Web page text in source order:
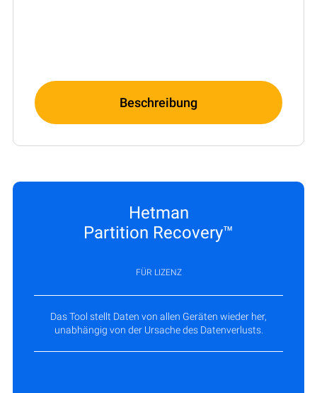
Beschreibung
Hetman
Partition Recovery™
FÜR LIZENZ
Das Tool stellt Daten von allen Geräten wieder her,
unabhängig von der Ursache des Datenverlusts.